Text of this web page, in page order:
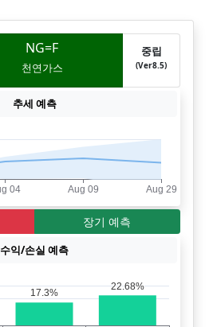
NG=F
천연가스
중립
(Ver8.5)
추세 예측
장기 예측
수익/손실 예측